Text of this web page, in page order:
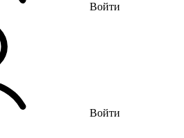
Войти
Войти